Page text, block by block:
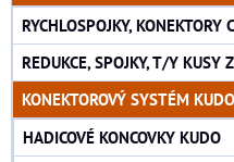
RYCHLOSPOJKY, KONEKTORY
REDUKCE, SPOJKY, T/Y KUSY
KONEKTOROVÝ SYSTÉM
HADICOVÉ KONCOVKY KUDO